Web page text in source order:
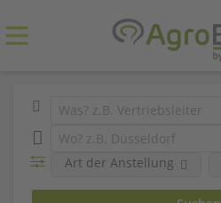
Art der Anstellung